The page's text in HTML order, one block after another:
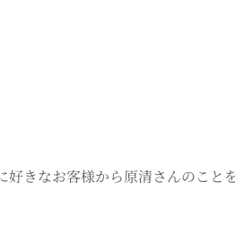
お客様から原清さんのことを